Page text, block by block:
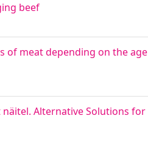
beef
of meat depending on the age
Alternative Solutions for